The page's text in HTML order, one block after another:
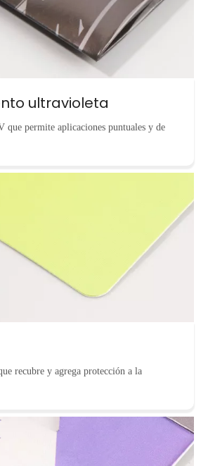
ultravioleta
que permite aplicaciones puntuales y de
recubre y agrega protección a la